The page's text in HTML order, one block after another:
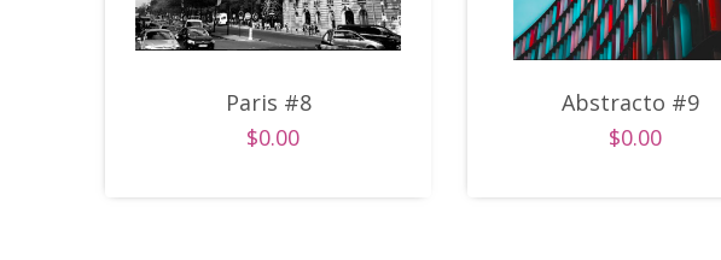
Paris #8
$0.00
Abstracto #9
$0.00